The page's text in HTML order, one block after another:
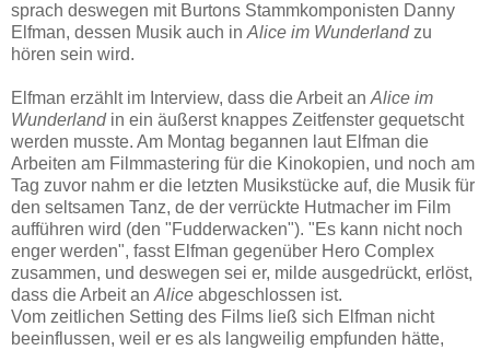
sprach deswegen mit Burtons Stammkomponisten Danny
Elfman, dessen Musik auch in Alice im Wunderlandzu
hören sein wird.
Elfman erzählt im Interview, dass die Arbeit an Alice im
Wunderland in ein äußerst knappes Zeitfenster gequetscht
werden musste. Am Montag begannen laut Elfman die
Arbeiten am Filmmastering für die Kinokopien, und noch am
Tag zuvor nahm er die letzten Musikstücke auf, die Musik für
den seltsamen Tanz, de der verrückte Hutmacher im Film
aufführen wird (den "Fudderwacken"). "Es kann nicht noch
enger werden", fasst Elfman gegenüber Hero Complex
zusammen, und deswegen sei er, milde ausgedrückt, erlöst,
dass die Arbeit an Alice abgeschlossen ist.
Vom zeitlichen Setting des Films ließ sich Elfman nicht
beeinflussen, weil er es als langweilig empfunden hätte,